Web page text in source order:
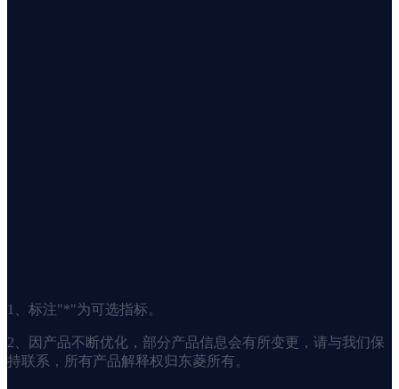
1、标注"*"为可选指标。
2、因产品不断优化，部分产品信息会有所变更，请与我们保
持联系，所有产品解释权归东菱所有。